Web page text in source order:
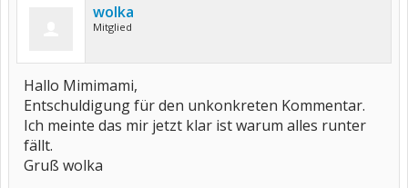
wolka
Mitglied
Hallo Mimimami,
Entschuldigung für den unkonkreten Kommentar.
Ich meinte das mir jetzt klar ist warum alles runter
fällt.
Gruß wolka